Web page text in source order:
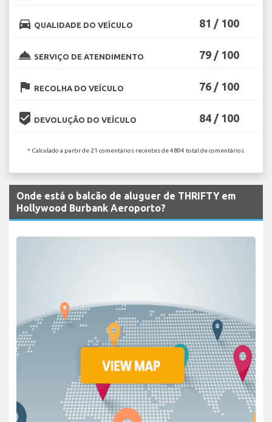
directions_car QUALIDADE DO VEÍCULO 81 / 100
room_service SERVIÇO DE ATENDIMENTO 79 / 100
flag RECOLHA DO VEÍCULO 76 / 100
beenhere DEVOLUÇÃO DO VEÍCULO 84 / 100
* Calculado a partir de 21 comentários recentes de 4894 total de comentários.
Onde está o balcão de aluguer de THRIFTY em
Hollywood Burbank Aeroporto?